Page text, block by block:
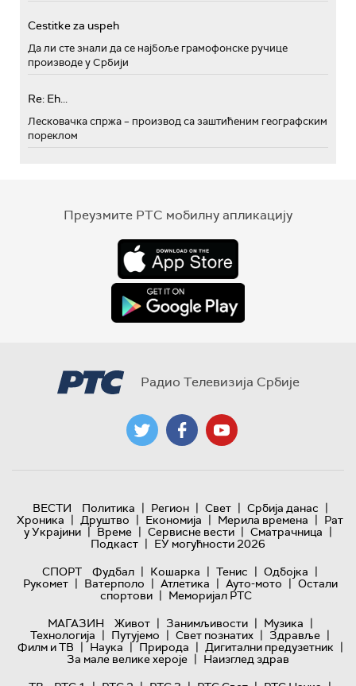
Cestitke za uspeh
Да ли сте знали да се најбоље грамофонске ручице
производе у Србији
Re: Eh...
Лесковачка спржа – производ са заштићеним географским
пореклом
Преузмите РТС мобилну апликацију
Радио Телевизија Србије
ВЕСТИ Политика | Регион | Свет | Србија данас |
Хроника | Друштво | Економија | Мерила времена | Рат
у Украјини | Време | Сервисне вести | Сматрачница |
Подкаст | ЕУ могућности 2026
СПОРТ
Фудбал | Кошарка | Тенис | Одбојка |
Рукомет | Ватерполо | Атлетика | Ауто-мото | Остали
спортови | Меморијал РТС
МАГАЗИН
Живот | Занимљивости | Музика |
Технологијa | Путујемо | Свет познатих | Здравље |
Филм и ТВ | Наука | Природа | Дигитални предузетник |
За мале велике хероје | Наизглед здрав